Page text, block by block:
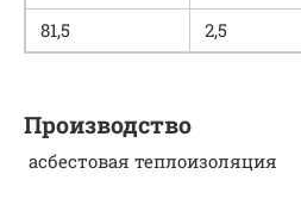
81,5 2,5
Производство
асбестовая теплоизоляция